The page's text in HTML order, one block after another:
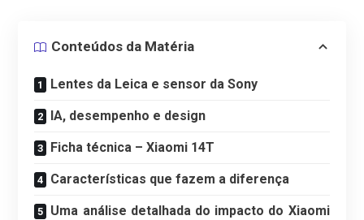
Conteúdos da Matéria
Lentes da Leica e sensor da Sony
IA, desempenho e design
Ficha técnica – Xiaomi 14T
Características que fazem a diferença
Uma análise detalhada do impacto do Xiaomi